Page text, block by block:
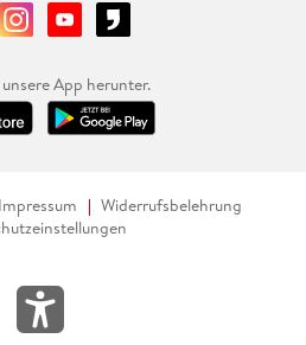
unsere App herunter.
Impressum
Widerrufsbelehrung